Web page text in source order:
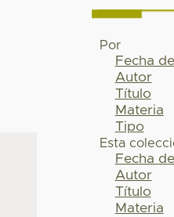
Por
Fecha
Autor
Título
Materia
Tipo
Esta
Fecha
Autor
Título
Materia